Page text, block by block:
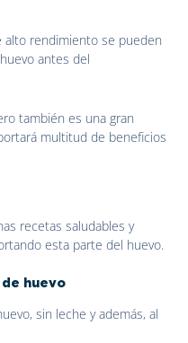
alto rendimiento se pueden
antes del
también es una gran
multitud de beneficios
recetas saludables y
esta parte del huevo.
huevo
sin leche y además, al